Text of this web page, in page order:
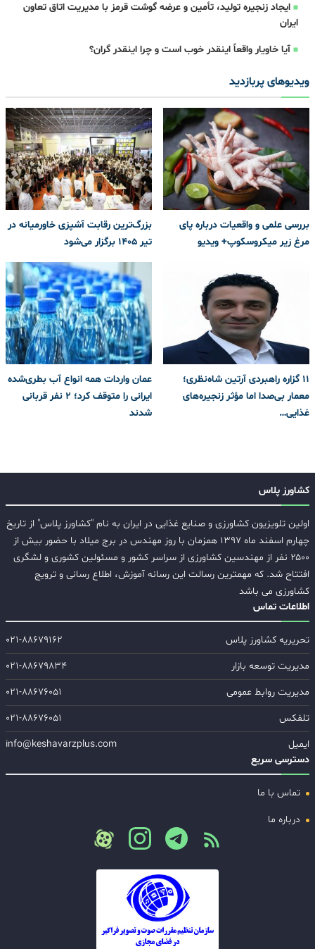
ایجاد زنجیره تولید، تأمین و عرضه گوشت قرمز با مدیریت اتاق تعاون
ایران
آیا خاویار واقعاً اینقدر خوب است و چرا اینقدر گران؟
ویدیوهای پربازدید
بررسی علمی و واقعیات درباره پای
مرغ زیر میکروسکوپ+ ویدیو
بزرگ‌ترین رقابت آشپزی خاورمیانه در
تیر ۱۴۰۵ برگزار می‌شود
۱۱ گزاره راهبردی آرتین شاه‌نظری؛
معمار بی‌صدا اما مؤثر زنجیره‌های
غذایی…
عمان واردات همه انواع آب بطری‌شده
ایرانی را متوقف کرد؛ 2 نفر قربانی
شدند
کشاورز پلاس
اولین تلویزیون کشاورزی و صنایع غذایی در ایران به نام "کشاورز پلاس" از تاریخ
چهارم اسفند ماه ۱۳۹۷ همزمان با روز مهندس در برج میلاد با حضور بیش از
۲۵۰۰ نفر از مهندسین کشاورزی از سراسر کشور و مسئولین کشوری و لشگری
افتتاح شد. که مهمترین رسالت این رسانه آموزش، اطلاع رسانی و ترویج
کشاورزی می باشد
اطلاعات تماس
تحریریه کشاورز پلاس
۰۲۱-۸۸۶۷۹۱۶۲
مدیریت توسعه بازار
۰۲۱-۸۸۶۷۹۸۳۴
مدیریت روابط عمومی
۰۲۱-۸۸۶۷۶۰۵۱
تلفکس
۰۲۱-۸۸۶۷۶۰۵۱
ایمیل
info@keshavarzplus.com
دسترسی سریع
تماس با ما
درباره ما